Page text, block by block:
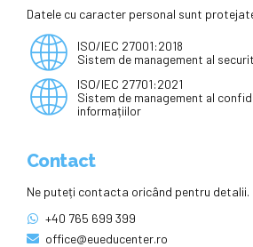
Datele cu caracter personal sunt
ISO/IEC 27001:2018
Sistem de management al
ISO/IEC 27701:2021
Sistem de management al
informațiilor
Contact
Ne puteți contacta oricând pentru detalii.
+40 765 699 399
office@eueducenter.ro